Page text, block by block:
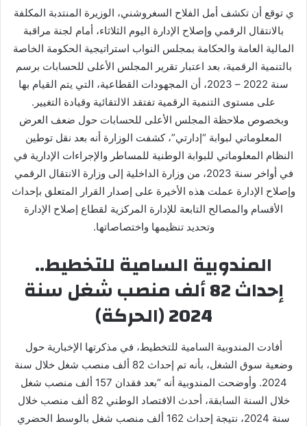
ي توقع أن تكشف أمل الفلاح السغروشني، الوزيرة المنتدبة المكلفة
بالانتقال الرقمي وإصلاح الإدارة اليوم الثلاثاء، أمام لجنة مراقبة
المالية العامة والحكامة بمجلس النواب استراتيجية الحكومة الخاصة
بالتنمية الرقمية، بعد اعتبار تقرير المجلس الأعلى للحسابات برسم
سنة 2022 – 2023، أن المجهودات القطاعية، التي يتم القيام بها
على مستوى التنمية الرقمية تفتقد الالتقائية وقيادة التغيير.
وبخصوص ملاحظة المجلس الأعلى للحسابات حول ضعف العرض
المعلوماتي لبوابة “إدارتي”، كشفت الوزارة أنه بعد نقل توطين
النظام المعلوماتي للبوابة الوطنية للمساطر والإجراءات الإدارية في
في أواخر سنة 2023، من وزارة الداخلية إلى وزارة الانتقال الرقمي
وإصلاح الإدارة عملت هذه الأخيرة على إصدار القرار المتعلق بإحداث
الأقسام والمصالح التابعة للإدارة المركزية لقطاع إصلاح الإدارة
وتحديد تنظيمها واختصاصاتها.
المندوبية السامية للتخطيط..
إحداث 82 ألف منصب شغل سنة
2024 (الحركة)
أفادت المندوبية السامية للتخطيط، في مذكرتها الإخبارية حول
وضعية سوق الشغل، بأنه تم إحداث 82 ألف منصب شغل خلال سنة
2024. وأوضحت المندوبية أنه “بعد فقدان 157 ألف منصب شغل
خلال السنة السابقة، أحدث الاقتصاد الوطني 82 ألف منصب خلال
سنة 2024، نتيجة إحداث 162 ألف منصب شغل بالوسط الحضري